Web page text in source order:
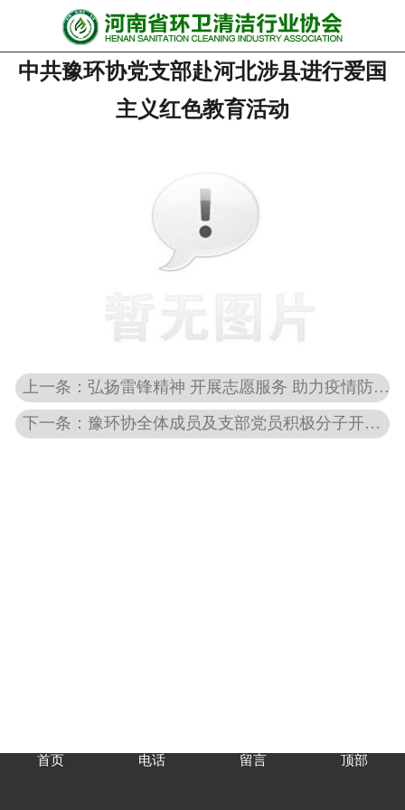
网站首页
协会动态
行业资讯
关于协会
联系我们
中共豫环协党支部赴河北涉县进行爱国
主义红色教育活动
上一条：弘扬雷锋精神 开展志愿服务 助力疫情防控——豫环协会员在行动！
下一条：豫环协全体成员及支部党员积极分子开展向“环卫工人送清凉、献爱心”活动
首页 电话 留言 顶部